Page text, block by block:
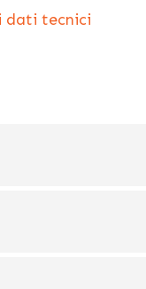
dati tecnici